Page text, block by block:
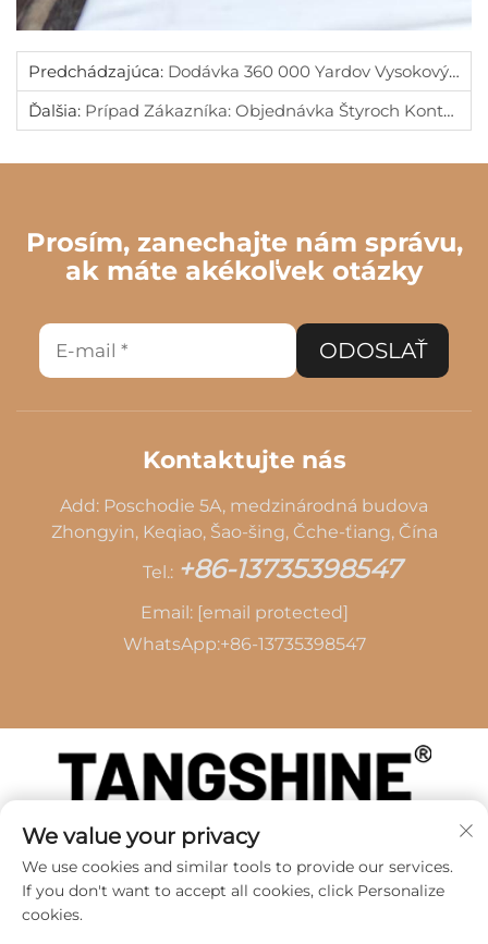
Predchádzajúca: Dodávka 360 000 Yardov Vysokovýkonného PU Koženia Bez PFAS Pre Významný Americký Projekt Dažďového Oblečenia
Ďalšia: Prípad Zákazníka: Objednávka Štyroch Kontajnerov Z Indie – Efektívnosť Založená Na Dôvere
Prosím, zanechajte nám správu,
ak máte akékoľvek otázky
ODOSLAŤ
Kontaktujte nás
Add: Poschodie 5A, medzinárodná budova
Zhongyin, Keqiao, Šao-šing, Čche-ťiang, Čína
Tel.: +86-13735398547
Email: [email protected]
WhatsApp:+86-13735398547
Autorské práva © 2026 spoločnosti SHAOXING
TANG CAI LEATHER CO., LTD -
Zásady ochrany
súkromia
We value your privacy
We use cookies and similar tools to provide our services.
If you don't want to accept all cookies, click Personalize
cookies.